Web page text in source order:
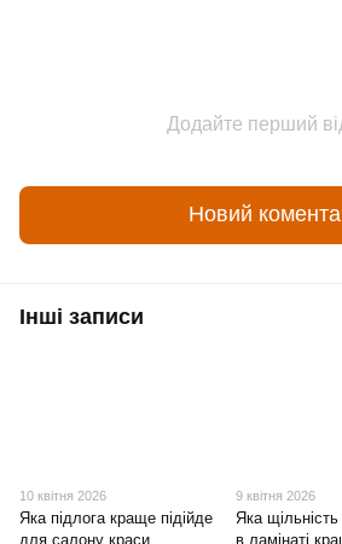
Додайте перший
Новий
Інші записи
10 квітня 2026
Яка підлога краще підійде
для салону краси
9 квітня 2026
Яка
в ламінаті